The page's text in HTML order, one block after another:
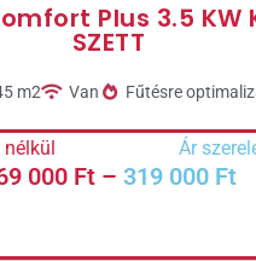
Plus 3.5 KW
SZETT
m2 Van Fűtésre
Ár
000 Ft– 319 000 Ft